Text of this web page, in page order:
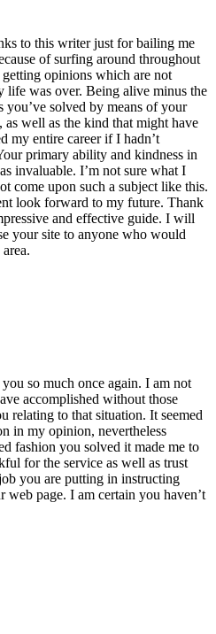
to this writer just for bailing me
of surfing around throughout
opinions which are not
life was over. Being alive minus the
you’ve solved by means of your
as well as the kind that might have
my entire career if I hadn’t
primary ability and kindness in
invaluable. I’m not sure what I
come upon such a subject like this.
look forward to my future. Thank
and effective guide. I will
your site to anyone who would
so much once again. I am not
accomplished without those
relating to that situation. It seemed
in my opinion, nevertheless
fashion you solved it made me to
for the service as well as trust
you are putting in instructing
web page. I am certain you haven’t